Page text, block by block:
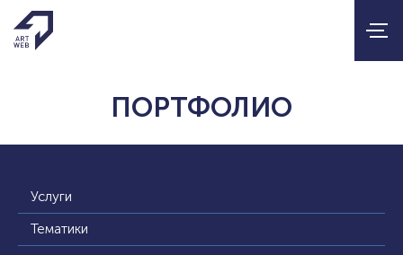
ПОРТФОЛИО
Услуги
Тематики